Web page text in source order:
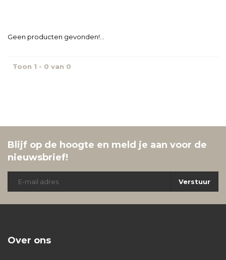
Geen producten gevonden!...
Toon 1 - 0 van 0
Blijf op de hoogte en meld je aan voor de
nieuwsbrief!
Verstuur
Over ons